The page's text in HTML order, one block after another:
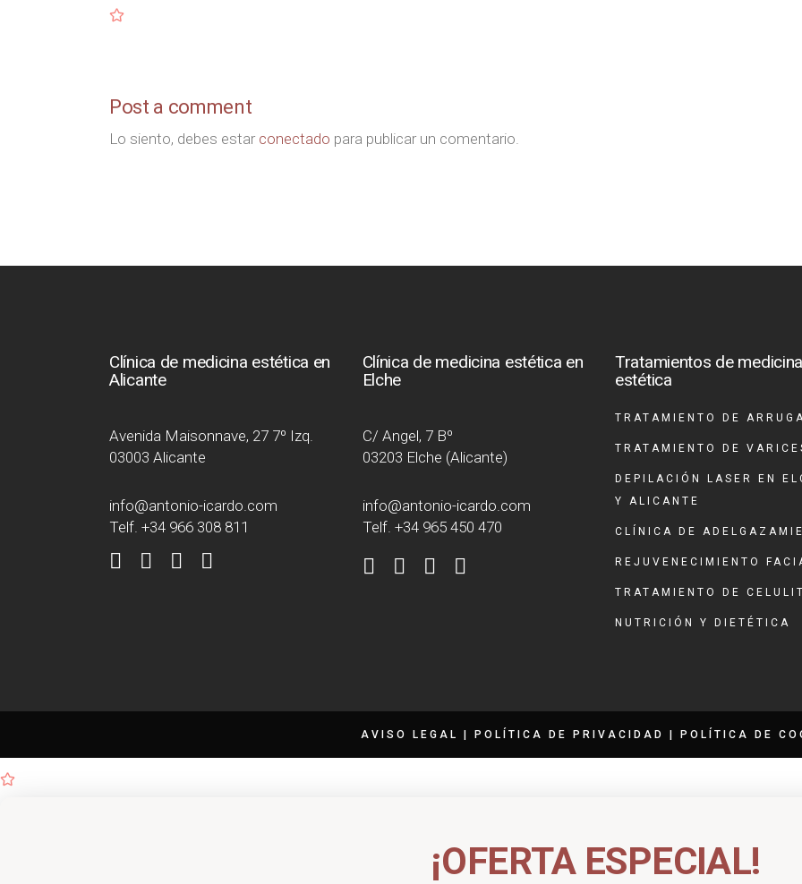
Post a comment
Lo siento, debes estar conectado para publicar un comentario.
Clínica de medicina estética en
Alicante
Avenida Maisonnave, 27 7º Izq.
03003 Alicante
info@antonio-icardo.com
Telf. +34 966 308 811
Clínica de medicina estética en
Elche
C/ Angel, 7 Bº
03203 Elche (Alicante)
info@antonio-icardo.com
Telf. +34 965 450 470
Tratamientos de medicina
estética
TRATAMIENTO DE
TRATAMIENTO DE
DEPILACIÓN LASER EN
Y ALICANTE
CLÍNICA DE
REJUVENECIMIENTO
TRATAMIENTO DE
NUTRICIÓN Y DIETÉTICA
AVISO LEGAL POLÍTICA DE PRIVACIDAD POLÍTICA DE
¡OFERTA ESPECIAL!